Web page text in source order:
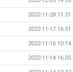
2022-11-28 11:21
2022-11-17 16:51
2022-11-16 10:14
2022-11-14 16:05